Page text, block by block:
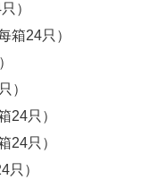
只）
箱24只）
只）
24只）
24只）
只）